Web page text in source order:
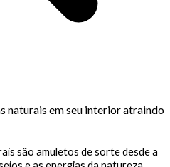
naturais em seu interior atraindo
são amuletos de sorte desde a